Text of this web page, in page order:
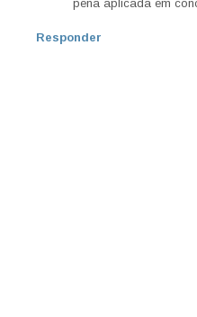
pena aplicada em
Responder